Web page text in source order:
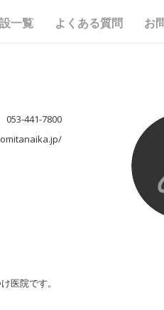
一覧 よくある質問 お
053-441-7800
医院です。